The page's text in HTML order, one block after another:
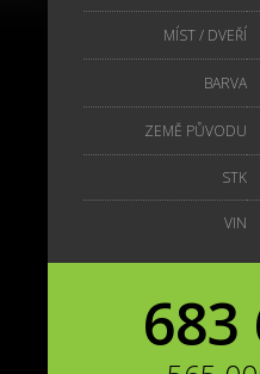
MÍST / DVEŘÍ
BARVA
ZEMĚ PŮVODU
STK
VIN
683